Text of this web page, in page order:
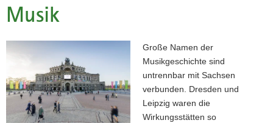
ü
r
i
n
a
i
n
-
i
h
Hauptinhalt
Musik
Große Namen der
Musikgeschichte sind
untrennbar mit Sachsen
verbunden. Dresden und
Leipzig waren die
Wirkungsstätten so